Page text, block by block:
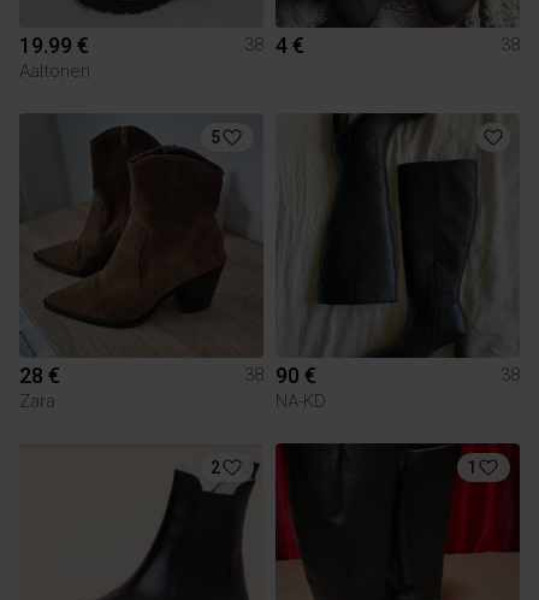
19.99 €
38
Aaltonen
4 € 38
5
28 €
38
Zara
90 €
38
NA-KD
2 1